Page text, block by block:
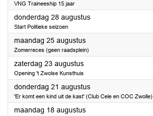
VNG Traineeship 15 jaar
donderdag 28 augustus2025
Start Politieke seizoen
maandag 25 augustus2025
Zomerreces (geen raadsplein)
zaterdag 23 augustus2025
Opening 't Zwolse Kunsthuis
donderdag 21 augustus2025
'Er komt een kind uit de kast' (Club Cele en COC Zwolle)
maandag 18 augustus2025